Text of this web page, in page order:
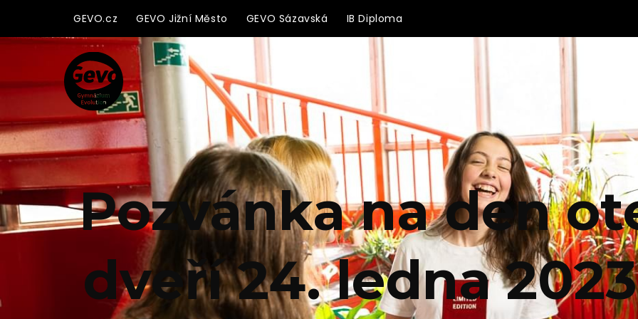
GEVO.cz GEVO Jižní Město GEVO Sázavská IB Diploma
Pozvánka na den
dveří 24. ledna